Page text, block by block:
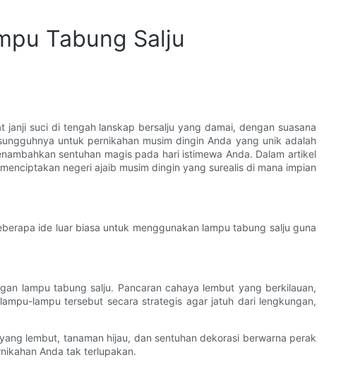
Tabung Salju
suci di tengah lanskap bersalju yang damai, dengan suasana
untuk pernikahan musim dingin Anda yang unik adalah
sentuhan magis pada hari istimewa Anda. Dalam artikel
negeri ajaib musim dingin yang surealis di mana impian
ide luar biasa untuk menggunakan lampu tabung salju guna
lampu tabung salju. Pancaran cahaya lembut yang berkilauan,
lampu tersebut secara strategis agar jatuh dari lengkungan,
lembut, tanaman hijau, dan sentuhan dekorasi berwarna perak
Anda tak terlupakan.